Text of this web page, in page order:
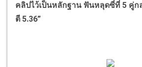
คลิปไว้เป็นหลักฐาน ฟันหลุดซี่ที่ 5 คู่ก
ตี 5.36”